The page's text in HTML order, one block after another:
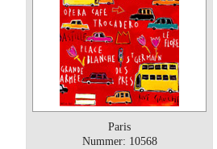
Paris
Nummer: 10568